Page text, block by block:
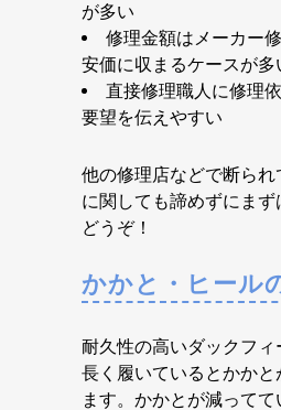
が多い
修理金額はメーカー
安価に収まるケースが多
直接修理職人に修理
要望を伝えやすい
他の修理店などで断られ
に関しても諦めずにまず
どうぞ！
かかと・ヒール
耐久性の高いダックフィ
長く履いているとかかと
ます。かかとが減ってて